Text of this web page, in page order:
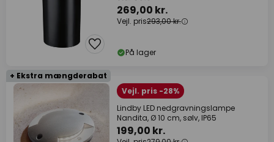
269,00 kr.
Vejl. pris293,00 kr.
På lager
+ Ekstra mængderabat
Vejl. pris -28%
Lindby LED nedgravningslampe
Nandita, Ø 10 cm, sølv, IP65
199,00 kr.